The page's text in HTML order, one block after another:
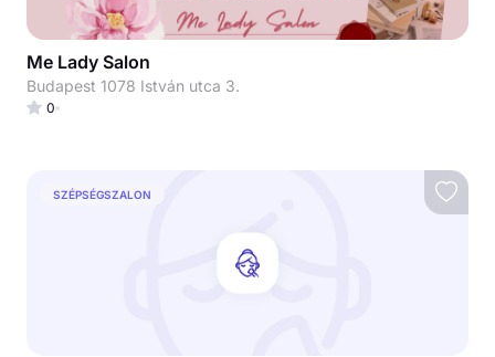
Me Lady Salon
Budapest 1078 István utca 3.
0
SZÉPSÉGSZALON